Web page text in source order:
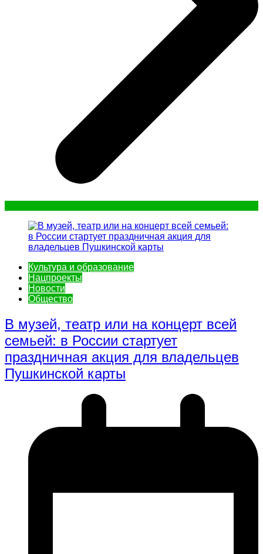
Культура и образование
Нацпроекты
Новости
Общество
В музей, театр или на концерт всей
семьей: в России стартует
праздничная акция для владельцев
Пушкинской карты